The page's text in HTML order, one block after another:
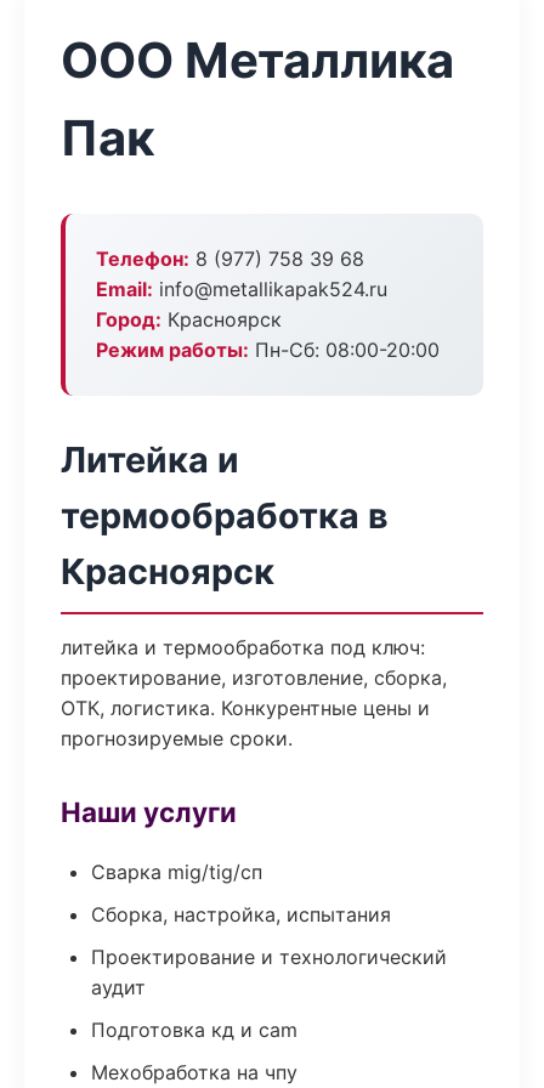
ООО Металлика
Пак
Телефон: 8 (977) 758 39 68
Email: info@metallikapak524.ru
Город: Красноярск
Режим работы: Пн-Сб: 08:00-20:00
Литейка и
термообработка в
Красноярск
литейка и термообработка под ключ:
проектирование, изготовление, сборка,
ОТК, логистика. Конкурентные цены и
прогнозируемые сроки.
Наши услуги
Сварка mig/tig/сп
Сборка, настройка, испытания
Проектирование и технологический
аудит
Подготовка кд и cam
Мехобработка на чпу